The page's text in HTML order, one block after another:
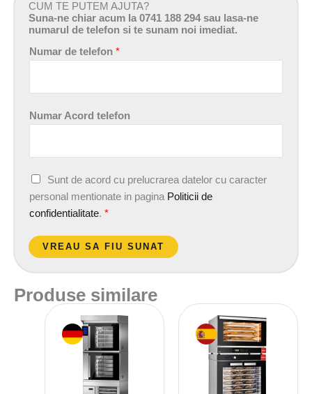
CUM TE PUTEM AJUTA?
Suna-ne chiar acum la 0741 188 294 sau lasa-ne
numarul de telefon si te sunam noi imediat.
Numar de telefon *
Numar Acord telefon
A
c
o
d
P
Sunt de acord cu prelucrarea datelor cu caracter
personal mentionate in pagina Politicii de
confidentialitate. *
VREAU SA FIU SUNAT
Produse similare